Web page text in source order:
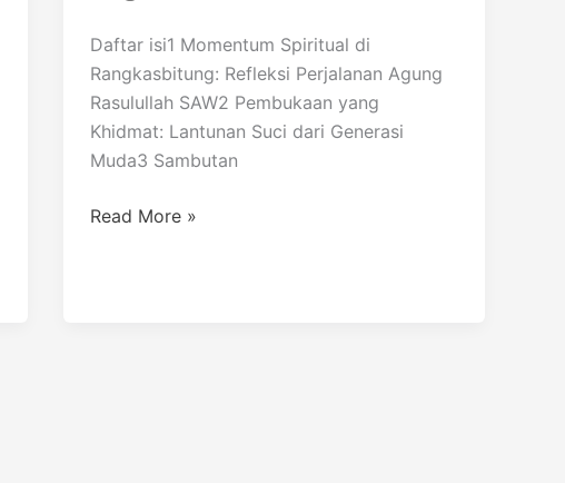
Daftar isi1 Momentum Spiritual di
Rangkasbitung: Refleksi Perjalanan Agung
Rasulullah SAW2 Pembukaan yang
Khidmat: Lantunan Suci dari Generasi
Muda3 Sambutan
Read More »